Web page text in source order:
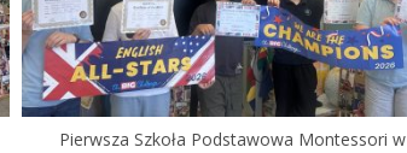
Pierwsza Szkoła Podstawowa Montessori w